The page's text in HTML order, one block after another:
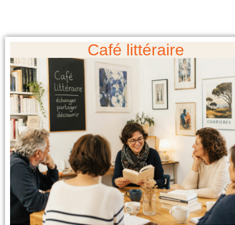
Café littéraire